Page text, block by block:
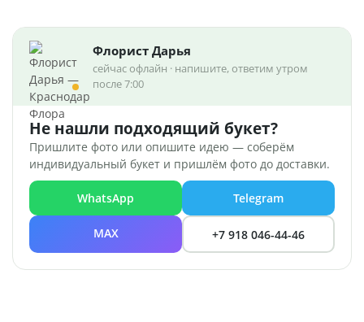
Флорист Дарья
сейчас офлайн · напишите, ответим утром
после 7:00
Не нашли подходящий букет?
Пришлите фото или опишите идею — соберём
индивидуальный букет и пришлём фото до доставки.
WhatsApp Telegram
MAX +7 918 046-44-46